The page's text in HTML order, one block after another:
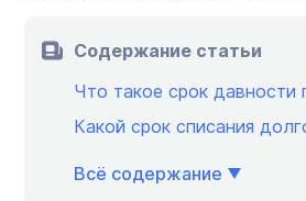
Содержание статьи
Что такое срок давности
Какой срок списания
Всё содержание